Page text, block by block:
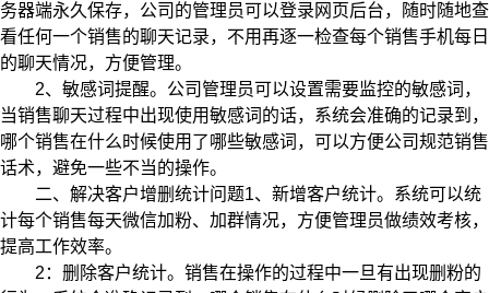
务器端永久保存，公司的管理员可以登录网页后台，随时随地查
看任何一个销售的聊天记录，不用再逐一检查每个销售手机每日
的聊天情况，方便管理。
2、敏感词提醒。公司管理员可以设置需要监控的敏感词，
当销售聊天过程中出现使用敏感词的话，系统会准确的记录到，
哪个销售在什么时候使用了哪些敏感词，可以方便公司规范销售
话术，避免一些不当的操作。
二、解决客户增删统计问题1、新增客户统计。系统可以统
计每个销售每天微信加粉、加群情况，方便管理员做绩效考核，
提高工作效率。
2：删除客户统计。销售在操作的过程中一旦有出现删粉的